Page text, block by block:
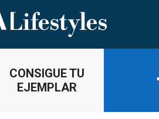
CONSIGUE TU
EJEMPLAR